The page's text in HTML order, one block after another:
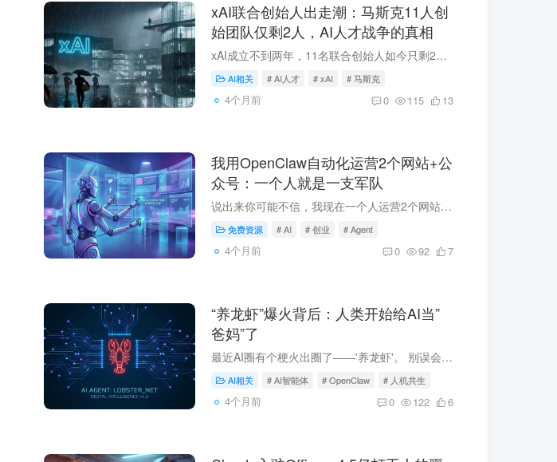
xAI联合创始人出走潮：马斯克11人创
始团队仅剩2人，AI人才战争的真相
xAI成立不到两年，11名联合创始人如今只剩2人在岗。这不是普通的人员流动，背后折射的是AI顶尖人才稀缺与马斯克式管理之间无法调和的深层矛盾。
AI相关 # AI人才 # xAI # 马斯克
4个月前 0 115 13
我用OpenClaw自动化运营2个网站+公
众号：一个人就是一支军队
说出来你可能不信，我现在一个人运营2个网站（xiuyu.com、jiahe.link）+ 1个公众号，每天自动发文章。而我本人？每天工作时间不超过30分钟。剩下的时间，就是喝喝茶、看看书、等AI帮我干活。这...
免费资源 # AI # 创业 # Agent
4个月前 0 92 7
“养龙虾”爆火背后：人类开始给AI当”
爸妈”了
最近AI圈有个梗火出圈了——'养龙虾'。 别误会，这不是让你去水产市场。这个'龙虾'，是开源AI智能体OpenClaw的图标。一只红色的小龙虾，成了2026年最炙手可热的AI入口。 但真正让我感兴趣的，不...
AI相关 # AI智能体 # OpenClaw # 人机共生
4个月前 0 122 6